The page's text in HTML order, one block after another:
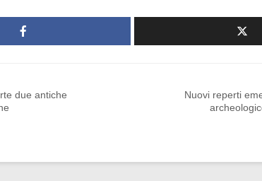
due antiche
Nuovi reperti